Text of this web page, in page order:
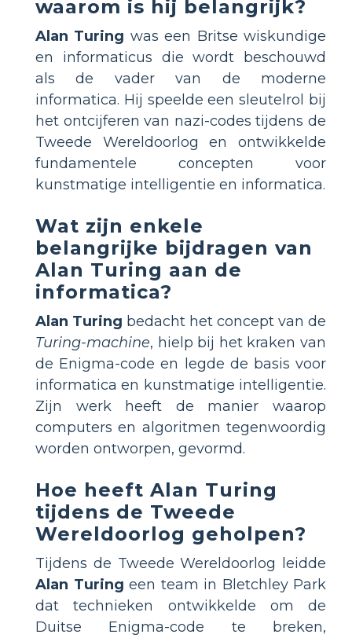
waarom is hij belangrijk?
Alan Turing was een Britse wiskundige
en informaticus die wordt beschouwd
als de vader van de moderne
informatica. Hij speelde een sleutelrol bij
het ontcijferen van nazi-codes tijdens de
Tweede Wereldoorlog en ontwikkelde
fundamentele concepten voor
kunstmatige intelligentie en informatica.
Wat zijn enkele
belangrijke bijdragen van
Alan Turing aan de
informatica?
Alan Turing bedacht het concept van de
Turing-machine, hielp bij het kraken van
de Enigma-code en legde de basis voor
informatica en kunstmatige intelligentie.
Zijn werk heeft de manier waarop
computers en algoritmen tegenwoordig
worden ontworpen, gevormd.
Hoe heeft Alan Turing
tijdens de Tweede
Wereldoorlog geholpen?
Tijdens de Tweede Wereldoorlog leidde
Alan Turing een team in Bletchley Park
dat technieken ontwikkelde om de
Duitse Enigma-code te breken,